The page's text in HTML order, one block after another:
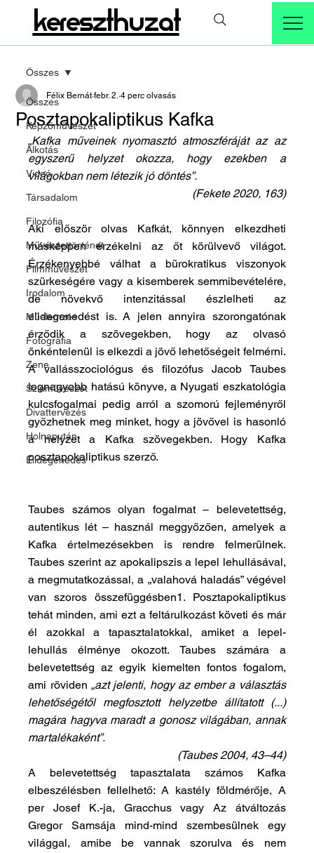
kereszthuzat
Összes
Képzőművészet
Alkotás
Videó
Társadalom
Filozófia
Művészettörténet
Filmművészet
Irodalom
Műelemzés
Fotográfia
Zene
Színművészet
Divattervezés
Holnapután
Elidegenedés
Összes
Posztapokaliptikus Kafka
Félix Bernát febr. 2. 4 perc olvasás
„Kafka műveinek nyomasztó atmoszféráját az az
egyszerű helyzet okozza, hogy ezekben a
világokban nem létezik jó döntés”.
(Fekete 2020, 163)
Aki először olvas Kafkát, könnyen elkezdheti
másképpen érzékelni az őt körülvevő világot.
Érzékenyebbé válhat a bürokratikus viszonyok
szürkeségére vagy a kisemberek semmibevételére,
de növekvő intenzitással észlelheti az
elidegenedést is. A jelen annyira szorongatónak
érződik a szövegekben, hogy az olvasó
önkéntelenül is elkezdi a jövő lehetőségeit felmérni.
A vallásszociológus és filozófus Jacob Taubes
legnagyobb hatású könyve, a Nyugati eszkatológia
kulcsfogalmai pedig arról a szomorú fejleményről
győzhetnek meg minket, hogy a jövővel is hasonló
a helyzet a Kafka szövegekben. Hogy Kafka
posztapokaliptikus szerző.
Taubes számos olyan fogalmat – belevetettség,
autentikus lét – használ meggyőzően, amelyek a
Kafka értelmezésekben is rendre felmerülnek.
Taubes szerint az apokalipszis a lepel lehullásával,
a megmutatkozással, a „valahová haladás” végével
van szoros összefüggésben1. Posztapokaliptikus
tehát minden, ami ezt a feltárulkozást követi és már
él azokkal a tapasztalatokkal, amiket a lepel-
lehullás élménye okozott. Taubes számára a
belevetettség az egyik kiemelten fontos fogalom,
ami röviden „azt jelenti, hogy az ember a választás
lehetőségétől megfosztott helyzetbe állítatott (...)
magára hagyva maradt a gonosz világában, annak
martalékaként”.
(Taubes 2004, 43–44)
A belevetettség tapasztalata számos Kafka
elbeszélésben fellelhető: A kastély földmérője, A
per Josef K.-ja, Gracchus vagy Az átváltozás
Gregor Samsája mind-mind szembesülnek egy
világgal, amibe be vannak szorulva és nem